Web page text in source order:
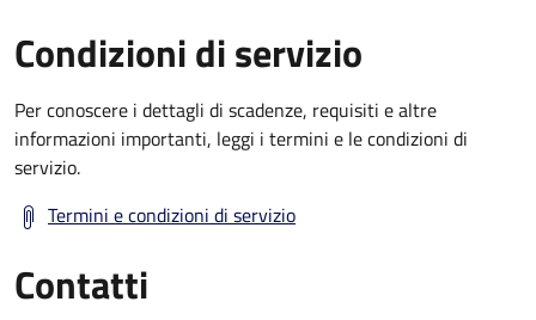
Condizioni di servizio
Per conoscere i dettagli di scadenze, requisiti e altre
informazioni importanti, leggi i termini e le condizioni di
servizio.
Termini e condizioni di servizio
Contatti